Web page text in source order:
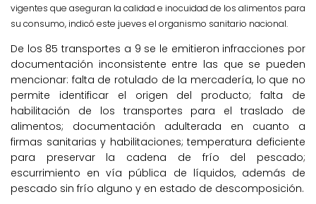
vigentes que aseguran la calidad e inocuidad de los alimentos para
su consumo, indicó este jueves el organismo sanitario nacional.
De los 85 transportes a 9 se le emitieron infracciones por
documentación inconsistente entre las que se pueden
mencionar: falta de rotulado de la mercadería, lo que no
permite identificar el origen del producto; falta de
habilitación de los transportes para el traslado de
alimentos; documentación adulterada en cuanto a
firmas sanitarias y habilitaciones; temperatura deficiente
para preservar la cadena de frío del pescado;
escurrimiento en vía pública de líquidos, además de
pescado sin frío alguno y en estado de descomposición.